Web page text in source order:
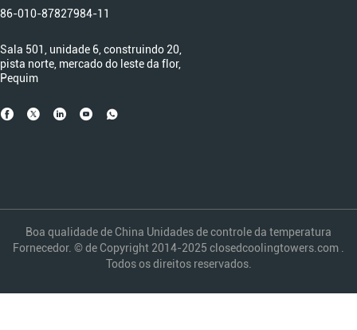
86-010-87827984-11
Sala 501, unidade 6, construindo 20,
pista norte, mercado do leste da flor,
Pequim
Boa qualidade de China Unidades de controle da temperatura
Fornecedor. © de Copyright 2014-2025 closedcoolingtowers.com .
Todos os direitos reservados.